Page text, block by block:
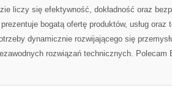
liczy się efektywność, dokładność oraz
bogatą ofertę produktów, usług oraz
dynamicznie rozwijającego się
rozwiązań technicznych. Polecam